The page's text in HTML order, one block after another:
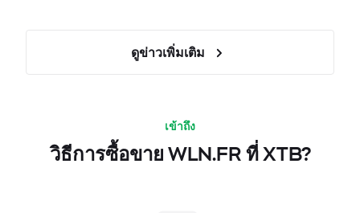
ดูข่าวเพิ่มเติม
เข้าถึง
วิธีการซื้อขาย WLN.FR ที่ XTB?